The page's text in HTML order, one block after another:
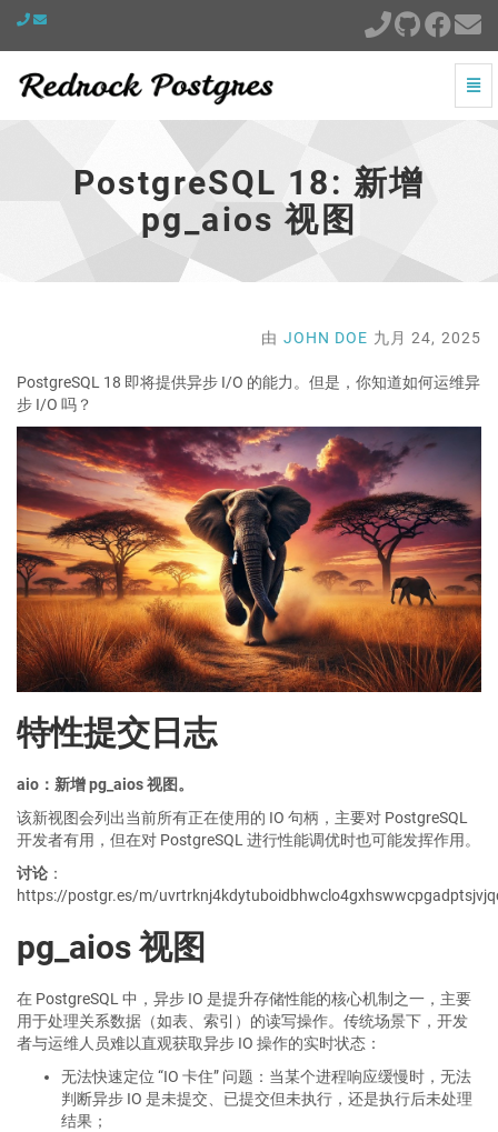
PostgreSQL
切
换
PostgreSQL 18: 新增
pg_aios 视图
由 JOHN DOE 九月 24, 2025
PostgreSQL 18 即将提供异步 I/O 的能力。但是，你知道如何运维异
步 I/O 吗？
特性提交日志
aio：新增 pg_aios 视图。
该新视图会列出当前所有正在使用的 IO 句柄，主要对 PostgreSQL
开发者有用，但在对 PostgreSQL 进行性能调优时也可能发挥作用。
讨论 ：
https://postgr.es/m/
pg_aios 视图
在 PostgreSQL 中，异步 IO 是提升存储性能的核心机制之一，主要
用于处理关系数据（如表、索引）的读写操作。传统场景下，开发
者与运维人员难以直观获取异步 IO 操作的实时状态：
无法快速定位 “IO 卡住” 问题：当某个进程响应缓慢时，无法
判断异步 IO 是未提交、已提交但未执行，还是执行后未处理
结果；